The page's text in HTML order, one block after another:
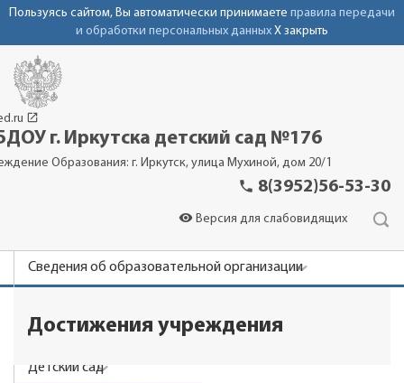
Пользуясь сайтом, Вы автоматически принимаете правила передачи
и обработки персональных данных X закрыть
launch
г. Иркутска детский сад №176
Образования: г. Иркутск, улица Мухиной, дом 20/1
phone 8(3952)56-53-30
visibility Версия для слабовидящих
Сведения об образовательной организации
Родителям
Детский сад
Достижения учреждения